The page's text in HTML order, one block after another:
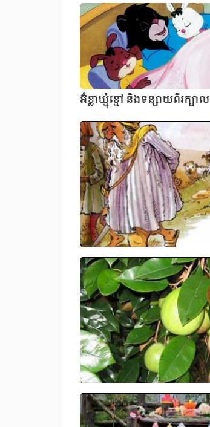
អ៊ំខ្លាឃ្មុំខ្មៅ និងទន្សាយពីរក្បាល